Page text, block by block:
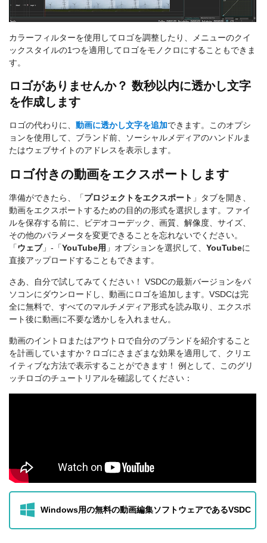
カラーフィルターを使用してロゴを調整したり、メニューのクイ
ックスタイルの1つを適用してロゴをモノクロにすることもできま
す。
ロゴがありませんか？ 数秒以内に透かし文字
を作成します
ロゴの代わりに、 動画に透かし文字を追加できます。このオプシ
ョンを使用して、ブランド前、ソーシャルメディアのハンドルま
たはウェブサイトのアドレスを表示します。
ロゴ付きの動画をエクスポートします
準備ができたら、「プロジェクトをエクスポート 」タブを開き、
動画をエクスポートするための目的の形式を選択します。ファイ
ルを保存する前に、ビデオコーデック、画質、解像度、サイズ、
その他のパラメータを変更できることを忘れないでください。
「ウェブ」-「YouTube用 」オプションを選択して、 YouTubeに
直接アップロードすることもできます。
さあ、自分で試してみてください！ VSDCの最新バージョンをパ
ソコンにダウンロードし、動画にロゴを追加します。VSDCは完
全に無料で、すべてのマルチメディア形式を読み取り、エクスポ
ート後に動画に不要な透かしを入れません。
動画のイントロまたはアウトロで自分のブランドを紹介すること
を計画していますか？ロゴにさまざまな効果を適用して、クリエ
イティブな方法で表示することができます！ 例として、このグリ
ッチロゴのチュートリアルを確認してください：
Windows用の無料の動画編集ソフトウェアであるVSDC